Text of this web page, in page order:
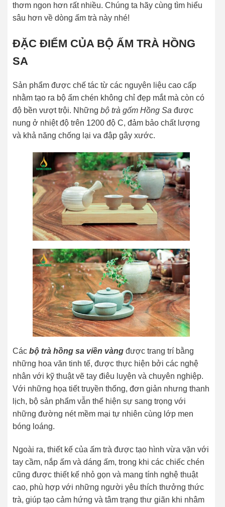
thơm ngon hơn rất nhiều. Chúng ta hãy cùng tìm hiểu
sâu hơn về dòng ấm trà này nhé!
ĐẶC ĐIỂM CỦA BỘ ẤM TRÀ HỒNG
SA
Sản phẩm được chế tác từ các nguyên liệu cao cấp
nhằm tạo ra bộ ấm chén không chỉ đẹp mắt mà còn có
độ bền vượt trội. Những bộ trà gốm Hồng Sa được
nung ở nhiệt độ trên 1200 độ C, đảm bảo chất lượng
và khả năng chống lại va đập gây xước.
Các bộ trà hồng sa viền vàng được trang trí bằng
những hoa văn tinh tế, được thực hiện bởi các nghệ
nhân với kỹ thuật vẽ tay điêu luyện và chuyên nghiệp.
Với những họa tiết truyền thống, đơn giản nhưng thanh
lịch, bộ sản phẩm vẫn thể hiện sự sang trọng với
những đường nét mềm mại tự nhiên cùng lớp men
bóng loáng.
Ngoài ra, thiết kế của ấm trà được tạo hình vừa vặn với
tay cầm, nắp ấm và dáng ấm, trong khi các chiếc chén
cũng được thiết kế nhỏ gọn và mang tính nghệ thuật
cao, phù hợp với những người yêu thích thưởng thức
trà, giúp tạo cảm hứng và tâm trạng thư giãn khi nhâm